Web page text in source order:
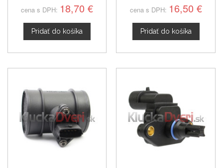
cena s DPH: 18,70 €
Pridať do košíka
cena s DPH: 16,50 €
Pridať do košíka